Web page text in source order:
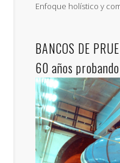
Enfoque holístico y
BANCOS DE
60 años